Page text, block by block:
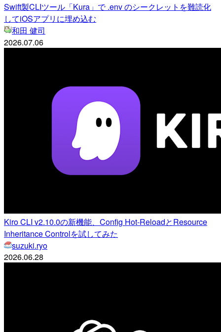
Swift製CLIツール「Kura」で .env のシークレットを難読化
してiOSアプリに埋め込む
和田 健司
2026.07.06
Kiro CLI v2.10.0の新機能、Config Hot-ReloadとResource
Inheritance Controlを試してみた
suzuki.ryo
2026.06.28